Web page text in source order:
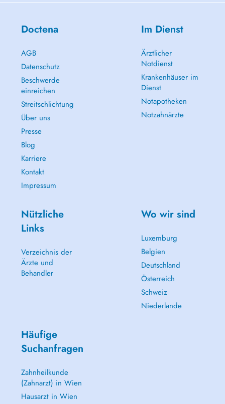
Doctena
AGB
Datenschutz
Beschwerde
einreichen
Streitschlichtung
Über uns
Presse
Blog
Karriere
Kontakt
Impressum
Im Dienst
Ärztlicher
Notdienst
Krankenhäuser im
Dienst
Notapotheken
Notzahnärzte
Nützliche
Links
Verzeichnis der
Ärzte und
Behandler
Wo wir sind
Luxemburg
Belgien
Deutschland
Österreich
Schweiz
Niederlande
Häufige
Suchanfragen
Zahnheilkunde
(Zahnarzt) in Wien
Hausarzt in Wien